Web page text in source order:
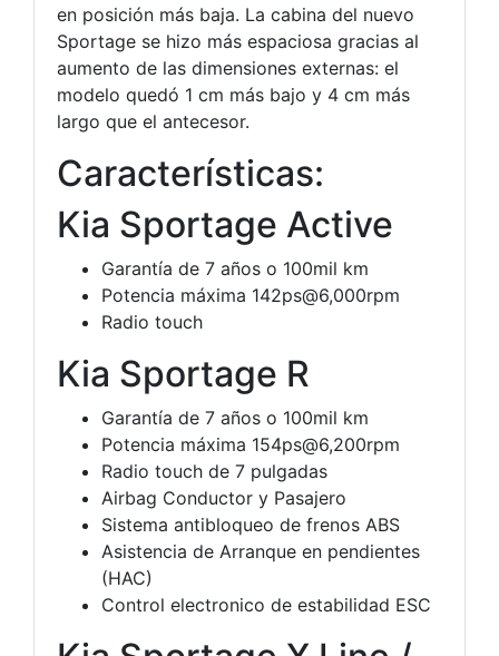
en posición más baja. La cabina del nuevo
Sportage se hizo más espaciosa gracias al
aumento de las dimensiones externas: el
modelo quedó 1 cm más bajo y 4 cm más
largo que el antecesor.
Características:
Kia Sportage Active
Garantía de 7 años o 100mil km
Potencia máxima 142ps@6,000rpm
Radio touch
Kia Sportage R
Garantía de 7 años o 100mil km
Potencia máxima 154ps@6,200rpm
Radio touch de 7 pulgadas
Airbag Conductor y Pasajero
Sistema antibloqueo de frenos ABS
Asistencia de Arranque en pendientes
(HAC)
Control electronico de estabilidad ESC